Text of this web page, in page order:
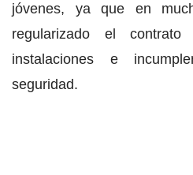
jóvenes, ya que en
regularizado el
instalaciones e
seguridad.